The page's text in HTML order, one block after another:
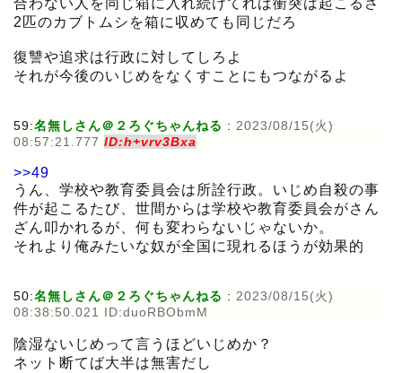
合わない人を同じ箱に入れ続けてれば衝突は起こるさ
2匹のカブトムシを箱に収めても同じだろ
復讐や追求は行政に対してしろよ
それが今後のいじめをなくすことにもつながるよ
59:名無しさん＠２ろぐちゃんねる : 2023/08/15(火)
08:57:21.777 ID:h+vrv3Bxa
>>49
うん、学校や教育委員会は所詮行政。いじめ自殺の事
件が起こるたび、世間からは学校や教育委員会がさん
ざん叩かれるが、何も変わらないじゃないか。
それより俺みたいな奴が全国に現れるほうが効果的
50:名無しさん＠２ろぐちゃんねる : 2023/08/15(火)
08:38:50.021 ID:duoRBObmM
陰湿ないじめって言うほどいじめか？
ネット断てば大半は無害だし